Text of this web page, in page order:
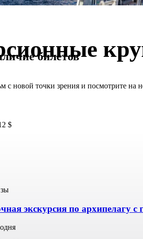
с новой точки зрения и посмотрите на
билетов
$
экскурсия по архипелагу с